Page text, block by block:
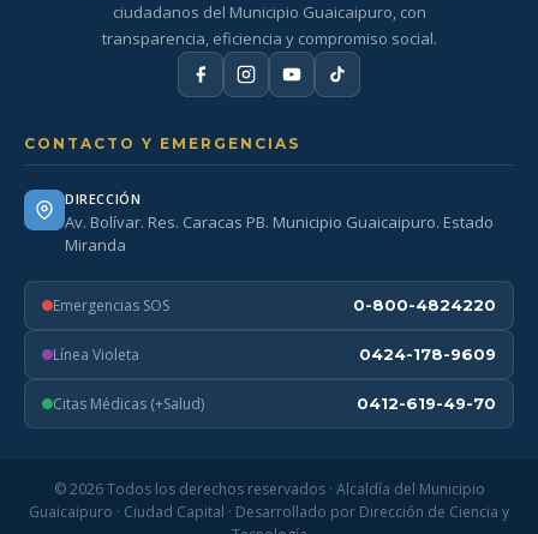
ciudadanos del Municipio Guaicaipuro, con
transparencia, eficiencia y compromiso social.
CONTACTO Y EMERGENCIAS
DIRECCIÓN
Av. Bolívar. Res. Caracas PB. Municipio Guaicaipuro. Estado
Miranda
Emergencias SOS 0-800-4824220
Línea Violeta 0424-178-9609
Citas Médicas (+Salud) 0412-619-49-70
© 2026 Todos los derechos reservados · Alcaldía del Municipio
Guaicaipuro · Ciudad Capital · Desarrollado por Dirección de Ciencia y